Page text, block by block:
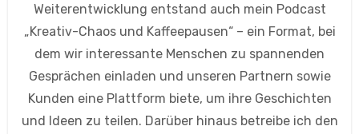
Weiterentwicklung entstand auch mein Podcast
„Kreativ-Chaos und Kaffeepausen“ – ein Format, bei
dem wir interessante Menschen zu spannenden
Gesprächen einladen und unseren Partnern sowie
Kunden eine Plattform biete, um ihre Geschichten
und Ideen zu teilen. Darüber hinaus betreibe ich den